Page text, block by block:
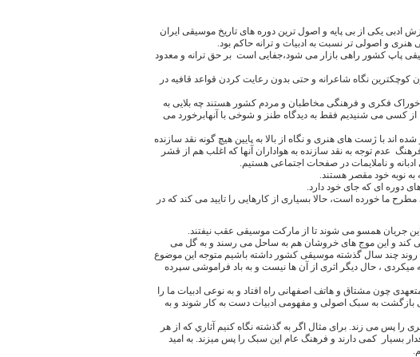
یکی از بی پایه و اصول ترین دوره های تاریخ موسیقی ایران
و اصولی تر نسبت به ادبیات و ترانه حاکم بود.
پاپ کشور راهی بازار می شود،جفایی است بر حق ترانه و معدود
نگاه شاعرانه و حتی بدون رعایت کردن قواعد قافیه در
فکری و فرهنگی مخاطبان و مردم کشور هستند چه بلایی به
از کسی می شنیدیم فقط به دیدگاه طنز و شوخی با آنهابرخورد می
با ژست های هنری و نگاه از بالا به پایین هیچ گونه نقد سازنده
عدم توجه به نقد سازنده به هواداران آنها که اغلب هم از قشر
و ناملایمات در صفحات اجتماعی هستیم.
نوبه خود مقصر هستند.
دوره ای که جای خود دارد.
ما خورده است، حالا بسیاری از کارهایی را تایید می کند که در
این جریان همسو می شوند تا از مارکت موسیقی عقب نیفتند.
کند و این موج های خروشان هم به ساحل می رسند و به گل می
چند سال گذشته موسیقی کشور داشته باشیم متوجه این موضوع
، حال دیگر اثری از آن ها نیست و به باد فراموشی سپرده
ادبی توسط شاعران متعهدی چون مشتاق و هاتف اصفهانی راه افتاد و به نوعی ادبیات ما را
بازگشت به سبک اصولی و مفهومی ادبیات دست به کار شوند و به
پس می زند. برای مثال اگر به گذشته نگاه کنیم آثاري كه از هر
بسیار کمی دارند و فرهنگ عام این سبک را پس میزند. به امید